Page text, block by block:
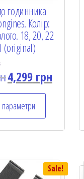
годинника
Колір:
18, 20, 22
(original)
4,299грн
Sale!